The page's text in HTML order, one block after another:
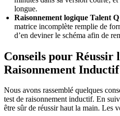
longue.
Raisonnement logique Talent
matrice incomplète remplie de
d’en deviner le schéma afin de
Conseils pour Réussir
Raisonnement Inductif
Nous avons rassemblé quelques
test de raisonnement inductif. En
être sûr de réussir haut la main. Les